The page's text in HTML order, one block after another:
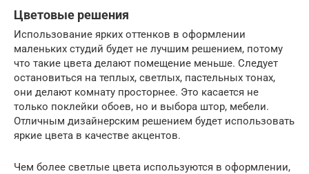
Цветовые решения
Использование ярких оттенков в оформлении
маленьких студий будет не лучшим решением, потому
что такие цвета делают помещение меньше. Следует
остановиться на теплых, светлых, пастельных тонах,
они делают комнату просторнее. Это касается не
только поклейки обоев, но и выбора штор, мебели.
Отличным дизайнерским решением будет использовать
яркие цвета в качестве акцентов.
Чем более светлые цвета используются в оформлении,